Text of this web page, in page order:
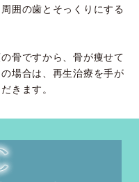
囲の歯とそっくりにする
骨ですから、骨が痩せて
場合は、再生治療を手が
きます。